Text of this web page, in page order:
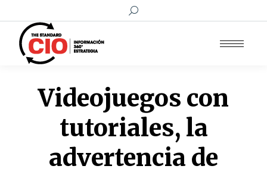
Buscar:
Videojuegos con
tutoriales, la
advertencia de